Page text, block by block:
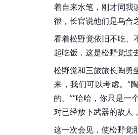
着自来水笔，刚才同我
很，长官说他们是乌合
看着松野觉依旧不吃、
起吃饭，这是松野觉过
松野觉和三旅旅长陶勇
来，我们可以考虑。”
的。”“哈哈，你只是一
对已经放下武器的敌人
这一次会见，使松野觉